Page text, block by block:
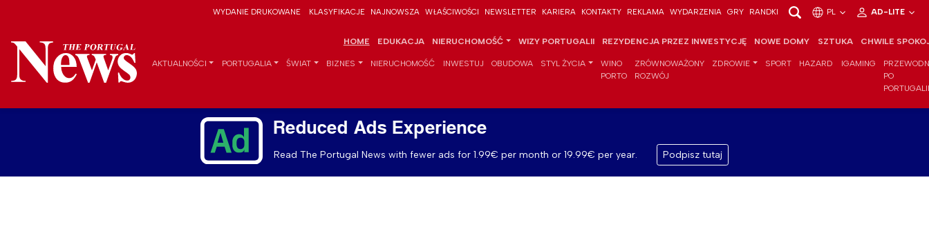
WYDANIE DRUKOWANE KLASYFIKACJE NAJNOWSZA WŁAŚCIWOŚCI NEWSLETTER KARIERA KONTAKTY REKLAMA WYDARZENIA GRY RANDKI PL AD-LITE
HOME EDUKACJA NIERUCHOMOŚĆ WIZY PORTUGALII REZYDENCJA PRZEZ INWESTYCJĘ NOWE DOMY SZTUKA CHWILE
AKTUALNOŚCI PORTUGALIA ŚWIAT BIZNES NIERUCHOMOŚĆ INWESTUJ OBUDOWA STYL ŻYCIA
WINO
PORTO
ZRÓWNOWAŻONY
ROZWÓJ
ZDROWIE SPORT HAZARD IGAMING
PO
PORTUGALII
Reduced Ads Experience
Read The Portugal News with fewer ads for 1.99€ per month or 19.99€ per year. Podpisz tutaj